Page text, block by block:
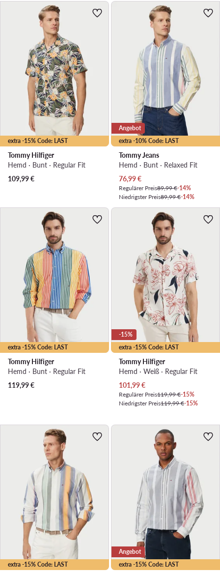
extra -15% Code: LAST
Tommy Hilfiger
Hemd · Bunt · Regular Fit
109,99€
extra -10% Code: LAST
Angebot
Tommy Jeans
Hemd · Bunt · Relaxed Fit
Aktueller Preis
76,99€
Regulärer Preis89,99 €-14%
Niedrigster Preis89,99 €-14%
extra -15% Code: LAST
Tommy Hilfiger
Hemd · Bunt · Regular Fit
119,99€
extra -15% Code: LAST
-15%
Tommy Hilfiger
Hemd · Weiß · Regular Fit
Aktueller Preis
101,99€
Regulärer Preis119,99 €-15%
Niedrigster Preis119,99 €-15%
extra -15% Code: LAST extra -15% Code: LAST
Angebot